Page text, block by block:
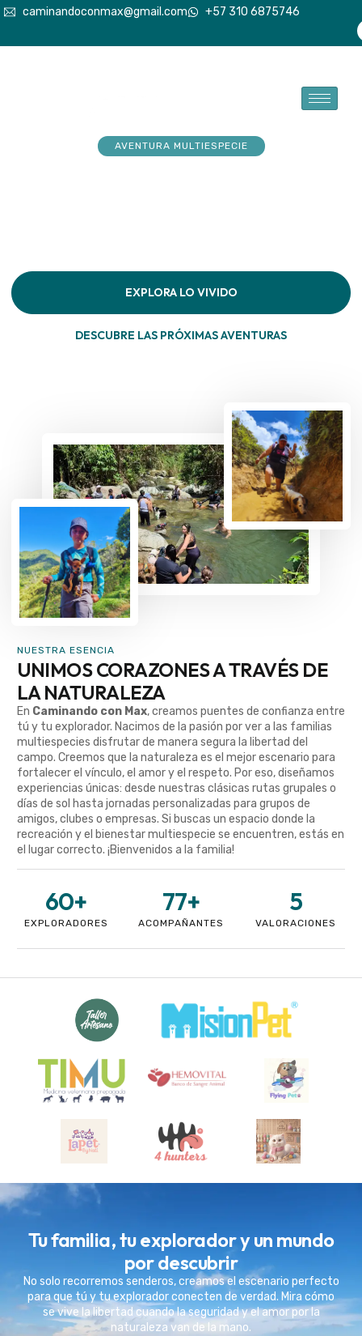
caminandoconmax@gmail.com +57 310 6875746
AVENTURA MULTIESPECIE
EXPLORA LO VIVIDO
DESCUBRE LAS PRÓXIMAS AVENTURAS
NUESTRA ESENCIA
UNIMOS CORAZONES A TRAVÉS DE
LA NATURALEZA
En Caminando con Max, creamos puentes de confianza entre
tú y tu explorador. Nacimos de la pasión por ver a las familias
multiespecies disfrutar de manera segura la libertad del
campo. Creemos que la naturaleza es el mejor escenario para
fortalecer el vínculo, el amor y el respeto. Por eso, diseñamos
experiencias únicas: desde nuestras clásicas rutas grupales o
días de sol hasta jornadas personalizadas para grupos de
amigos, clubes o empresas. Si buscas un espacio donde la
recreación y el bienestar multiespecie se encuentren, estás en
el lugar correcto. ¡Bienvenidos a la familia!
EXPLORADORES
60+
ACOMPAÑANTES
77+
VALORACIONES
5
Tu familia, tu explorador y un mundo
por descubrir
No solo recorremos senderos, creamos el escenario perfecto
para que tú y tu explorador conecten de verdad. Mira cómo
se vive la libertad cuando la seguridad y el amor por la
naturaleza van de la mano.